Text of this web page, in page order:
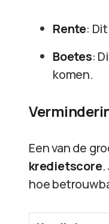
Rente:
Boetes:
komen.
Een van de
kredietscore.
hoe